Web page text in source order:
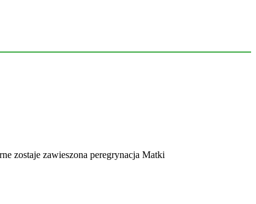
zostaje zawieszona peregrynacja Matki